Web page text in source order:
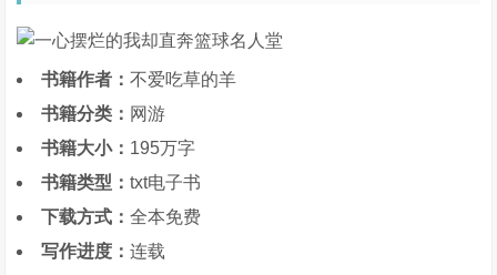
书籍作者：不爱吃草的羊
书籍分类： 网游
书籍大小： 195万字
书籍类型：txt电子书
下载方式：全本免费
写作进度：连载